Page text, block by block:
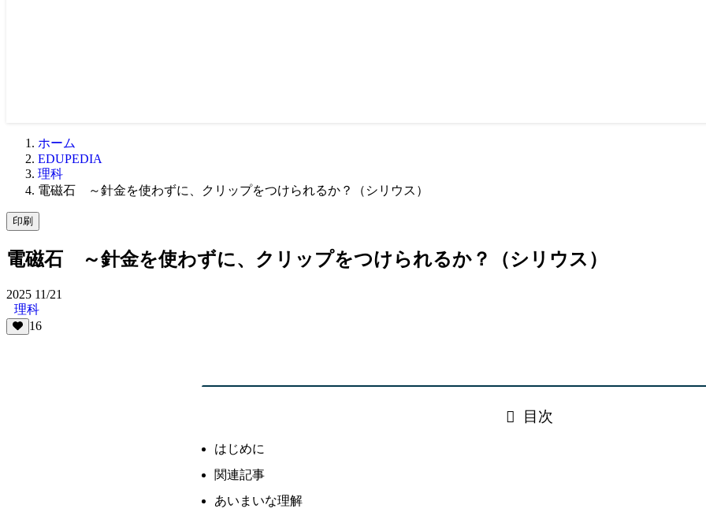
ホーム
EDUPEDIA
理科
電磁石 ～針金を使わずに、クリップをつけられるか？（シリウス）
印刷
電磁石 ～針金を使わずに、クリップをつけられるか？（シリウス）
2025 11/21
理科
16
目次
はじめに
関連記事
あいまいな理解